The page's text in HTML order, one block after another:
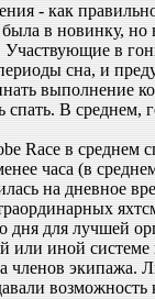
- как
была в новинку,
в
сна, и
выполнение
спать. В
Race в среднем
часа (в
на дневное
дня для лучшей
иной
членов